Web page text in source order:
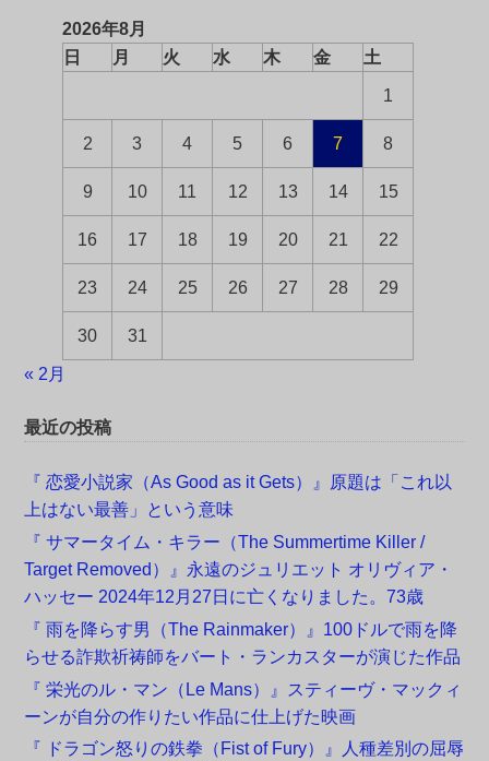
2026年8月
日
月 火 水 木 金 土
1
2 3 4 5 6 7 8
9 10 11 12 13 14 15
16 17 18 19 20 21 22
23 24 25 26 27 28 29
30 31
« 2月
最近の投稿
『 恋愛小説家（As Good as it Gets）』原題は「これ以
上はない最善」という意味
『 サマータイム・キラー（The Summertime Killer /
Target Removed）』永遠のジュリエット オリヴィア・
ハッセー 2024年12月27日に亡くなりました。73歳
『 雨を降らす男（The Rainmaker）』100ドルで雨を降
らせる詐欺祈祷師をバート・ランカスターが演じた作品
『 栄光のル・マン（Le Mans）』スティーヴ・マックィ
ーンが自分の作りたい作品に仕上げた映画
『 ドラゴン怒りの鉄拳（Fist of Fury）』人種差別の屈辱